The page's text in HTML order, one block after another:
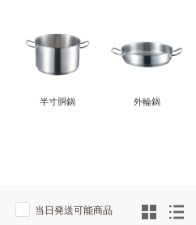
半寸胴鍋 外輪鍋
当日発送可能商品